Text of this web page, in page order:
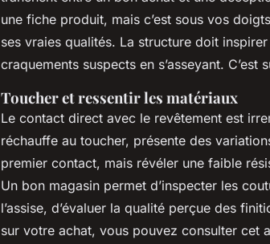
une fiche produit, mais c’est sous vos
ses vraies qualités. La structure doit
craquements suspects en s’asseyant.
Toucher et ressentir les matériaux
Le contact direct avec le revêtement est
réchauffe au toucher, présente des
premier contact, mais révéler une faible
Un bon magasin permet d’inspecter les
l’assise, d’évaluer la qualité perçue des
sur votre achat, vous pouvez consulter cet